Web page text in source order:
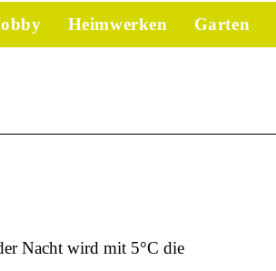
Heimwerken Garten
Nacht wird mit 5°C die